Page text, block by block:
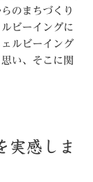
のまちづくり
ビーイングに
ルビーイング
い、そこに関
実感しま